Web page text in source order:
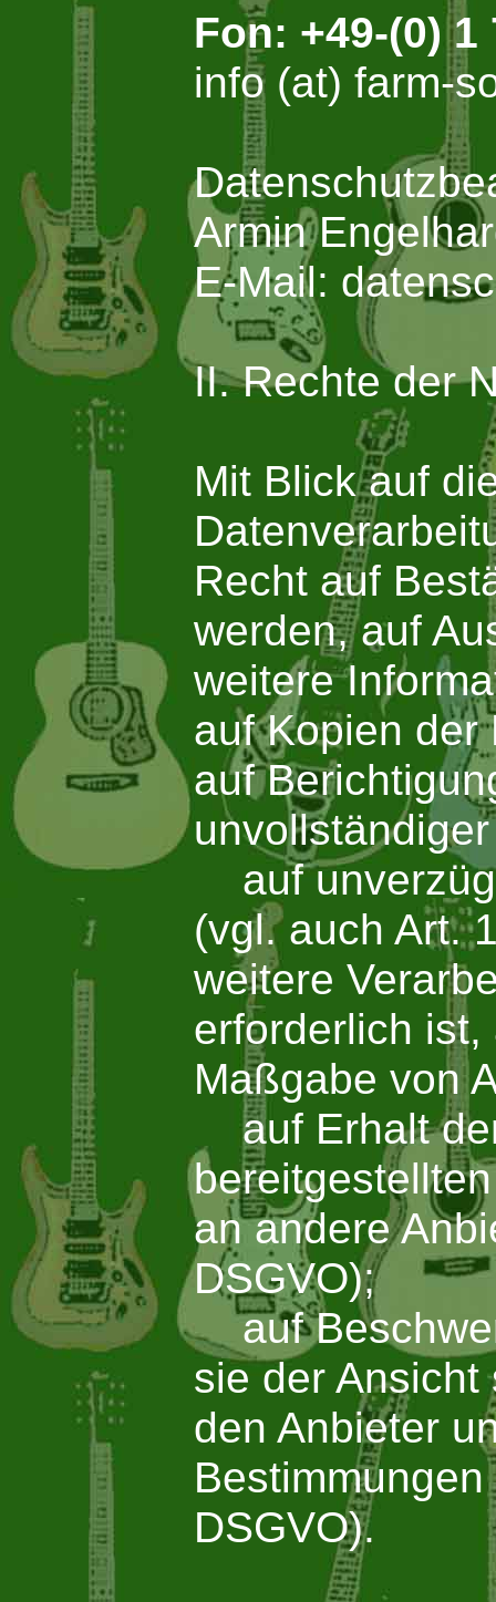
Fon: +49-(0) 1
info (at) farm-
Armin
E-Mail:
II. Rechte der
Mit Blick auf
Recht auf
werden, auf
weitere
auf Kopien der
auf
auf
(vgl. auch Art.
weitere
erforderlich
Maßgabe von
auf Erhalt
an andere
DSGVO);
auf
sie der
den Anbieter
DSGVO).